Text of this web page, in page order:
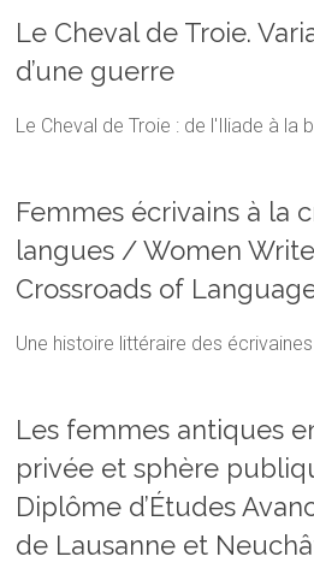
Le Cheval de Troie.
d’une guerre
Le Cheval de Troie : de l'Iliade à la
Femmes écrivains à la
langues / Women
Crossroads of
Une histoire littéraire des
Les femmes antiques
privée et sphère
Diplôme d’Études
de Lausanne et